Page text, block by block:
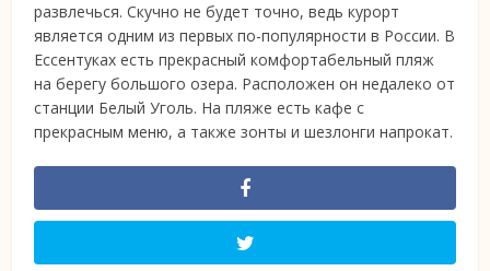
развлечься. Скучно не будет точно, ведь курорт
является одним из первых по-популярности в России. В
Ессентуках есть прекрасный комфортабельный пляж
на берегу большого озера. Расположен он недалеко от
станции Белый Уголь. На пляже есть кафе с
прекрасным меню, а также зонты и шезлонги напрокат.